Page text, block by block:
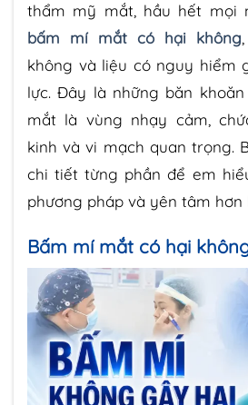
thẩm mỹ mắt, hầu hết mọi
bấm mí mắt có hại không
không và liệu có nguy hiểm
lực. Đây là những băn
mắt là vùng nhạy cảm,
kinh và vi mạch quan trọng.
chi tiết từng phần để em
phương pháp và yên tâm hơn
Bấm mí mắt có hại